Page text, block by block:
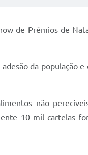
de Prêmios de
da população
não
10 mil cartelas